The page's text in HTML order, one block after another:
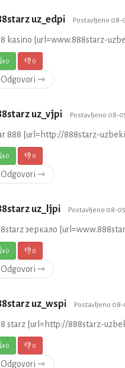
uz_edpi Postavljeno 08-
kasino [url=www.888starz-
0 👎0
Odgovori ⇾
uz_vjpi Postavljeno 08-
888 [url=http://888starz-
0 👎0
Odgovori ⇾
uz_ljpi Postavljeno 08-
зеркало
0 👎0
Odgovori ⇾
uz_wspi Postavljeno 08-
starz [url=http://888starz-
0 👎0
Odgovori ⇾